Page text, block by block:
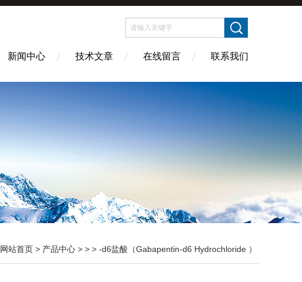
新闻中心 技术文章 在线留言 联系我们
网站首页 > 产品中心 > > > -d6盐酸（Gabapentin-d6 Hydrochloride ）